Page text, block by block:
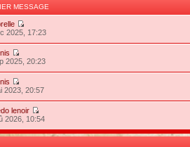
MESSAGE
2025, 17:23
2025, 20:23
2023, 20:57
lenoir
2026, 10:54